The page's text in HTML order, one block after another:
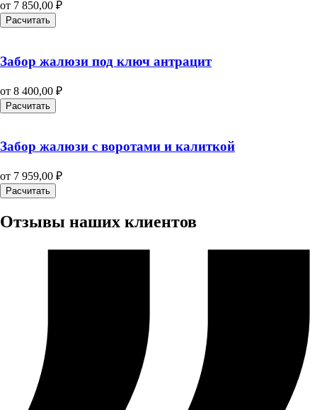
от 7 850,00 ₽
Расчитать
Забор жалюзи под ключ антрацит
от 8 400,00 ₽
Расчитать
Забор жалюзи с воротами и калиткой
от 7 959,00 ₽
Расчитать
Отзывы наших клиентов